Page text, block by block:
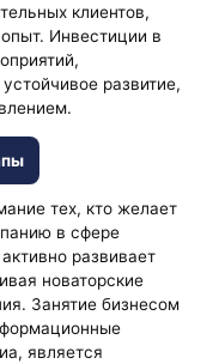
клиентов,
Инвестиции в
развитие,
тех, кто желает
в сфере
развивает
новаторские
Занятие бизнесом
является